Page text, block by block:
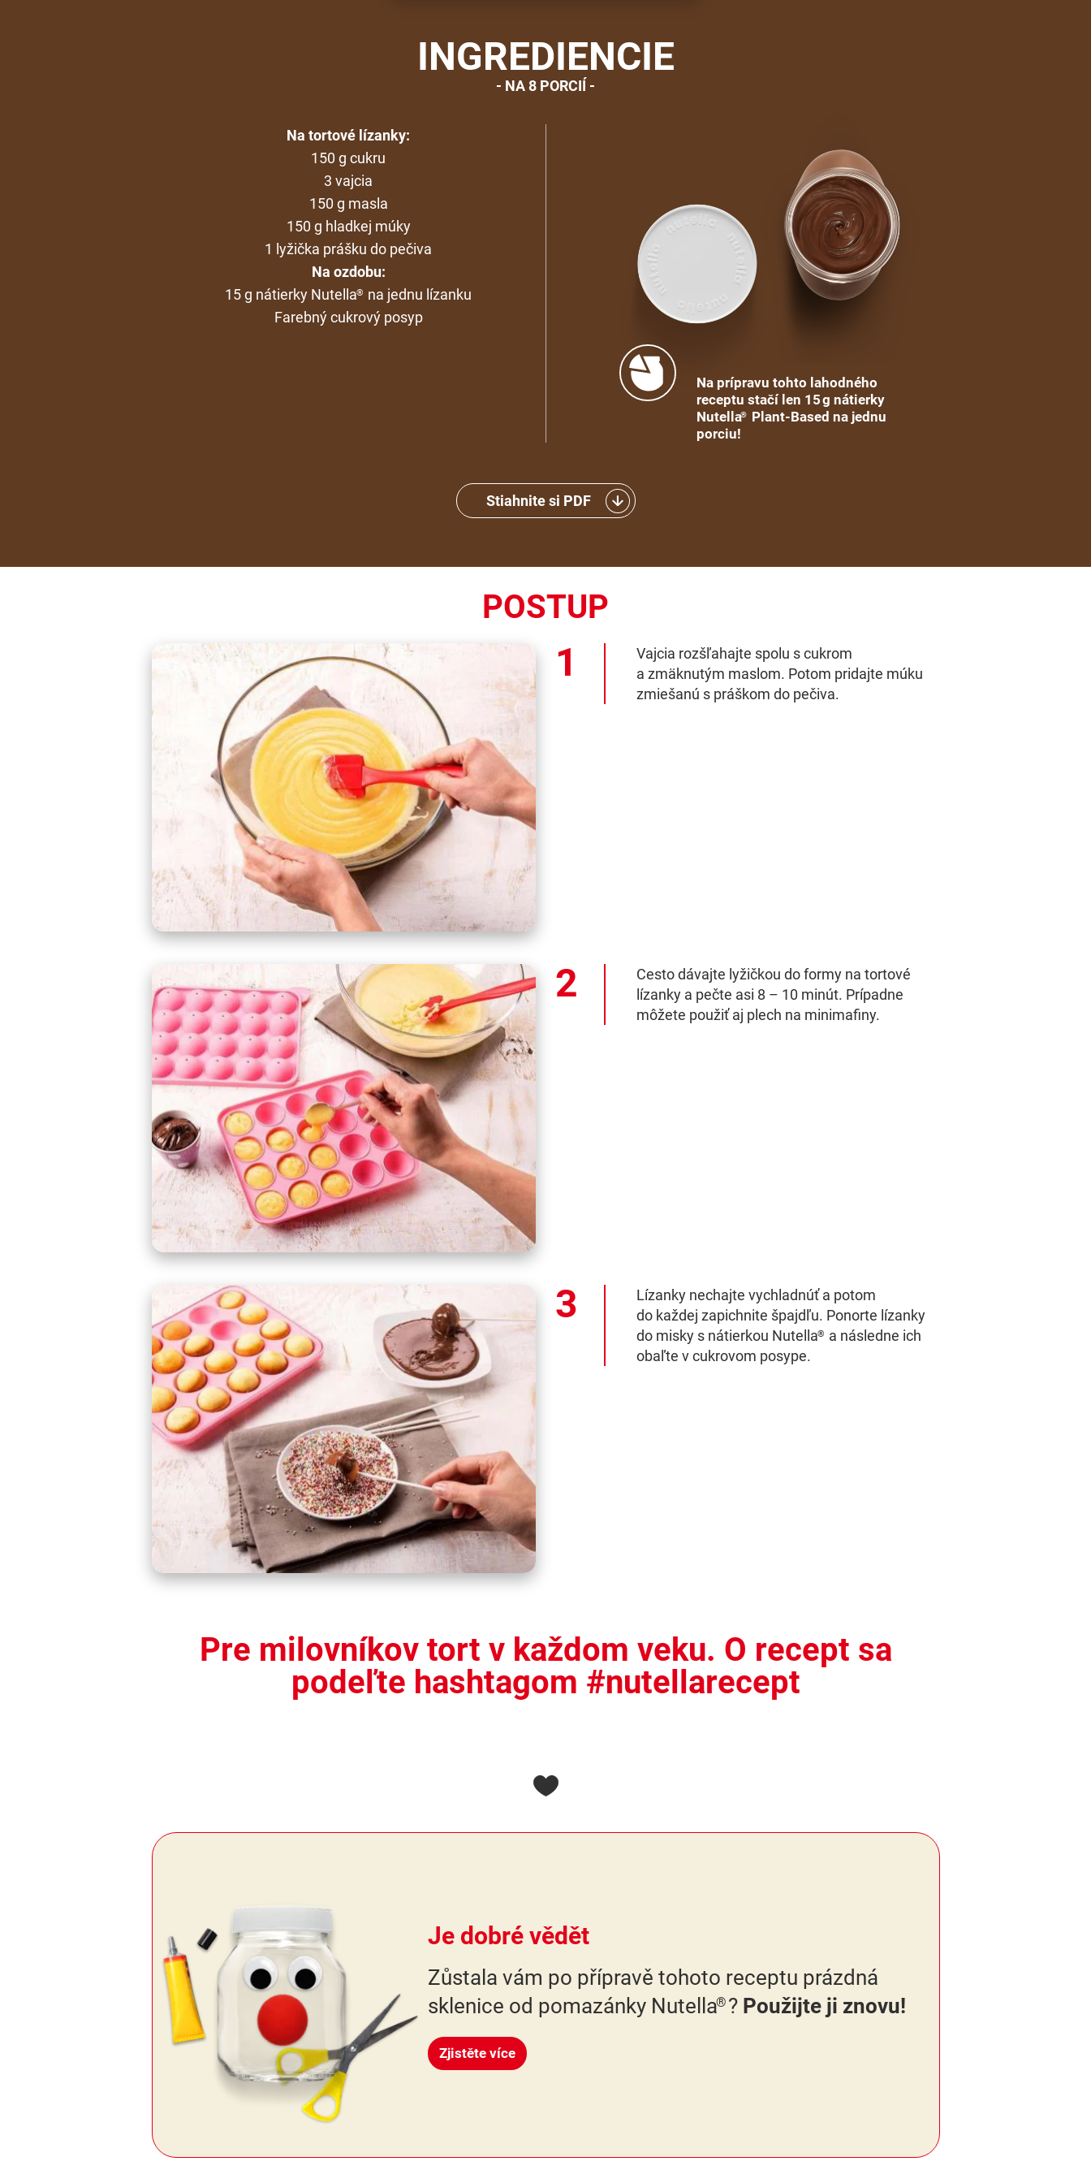
INGREDIENCIE
NA 8 PORCIÍ
Na tortové lízanky:
150 g cukru
3 vajcia
150 g masla
150 g hladkej múky
1 lyžička prášku do pečiva
Na ozdobu:
15 g nátierky Nutella® na jednu lízanku
Farebný cukrový posyp
Na prípravu tohto lahodného
receptu stačí len 15 g nátierky
Nutella®
Plant-Based na jednu
porciu!
Stiahnite si PDF
POSTUP
Vajcia rozšľahajte spolu s cukrom
a zmäknutým maslom. Potom pridajte múku
zmiešanú s práškom do pečiva.
Cesto dávajte lyžičkou do formy na tortové
lízanky a pečte asi 8 – 10 minút. Prípadne
môžete použiť aj plech na minimafiny.
Lízanky nechajte vychladnúť a potom
do každej zapichnite špajdľu. Ponorte lízanky
do misky s nátierkou Nutella® a následne ich
obaľte v cukrovom posype.
Pre milovníkov tort v každom veku. O recept sa
podeľte hashtagom #nutellarecept
Je dobré vědět
Zůstala vám po přípravě tohoto receptu prázdná
sklenice od pomazánky Nutella® ? Použijte ji znovu!
Zjistěte více